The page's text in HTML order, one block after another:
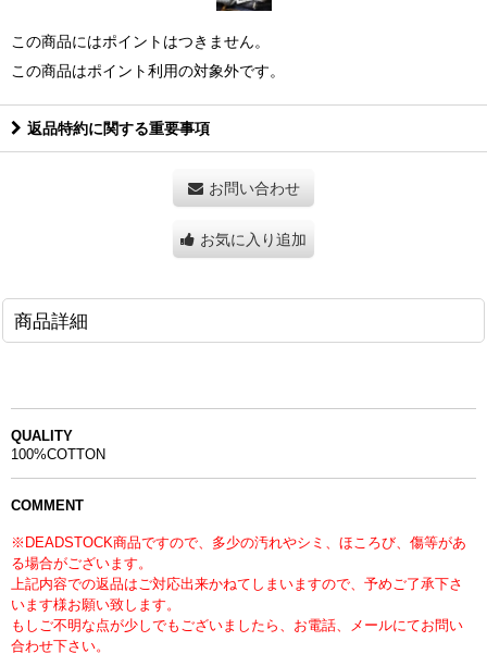
この商品にはポイントはつきません。
この商品はポイント利用の対象外です。
返品特約に関する重要事項
お問い合わせ
お気に入り追加
商品詳細
QUALITY
100%COTTON
COMMENT
※DEADSTOCK商品ですので、多少の汚れやシミ、ほころび、傷等があ
る場合がございます。
上記内容での返品はご対応出来かねてしまいますので、予めご了承下さ
います様お願い致します。
もしご不明な点が少しでもございましたら、お電話、メールにてお問い
合わせ下さい。